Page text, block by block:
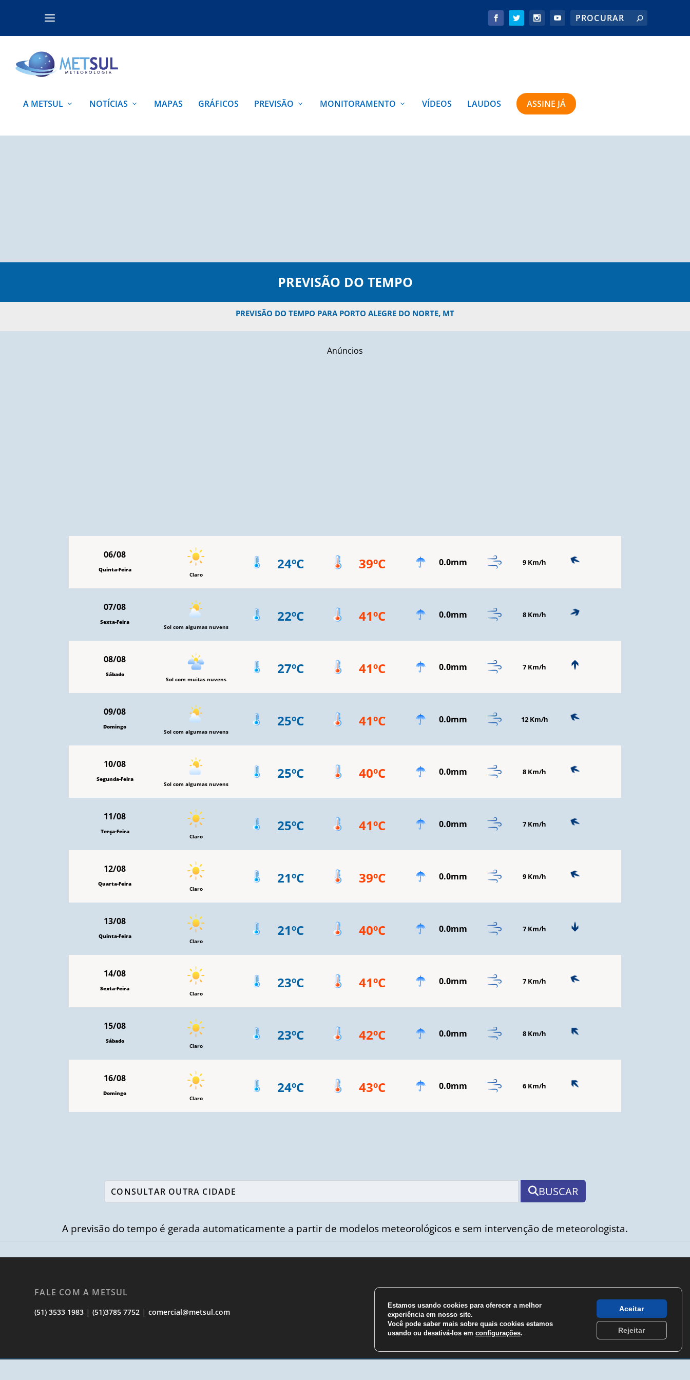
A METSUL NOTÍCIAS MAPAS GRÁFICOS PREVISÃO MONITORAMENTO VÍDEOS LAUDOS ASSINE JÁ
PREVISÃO DO TEMPO
PREVISÃO DO TEMPO PARA PORTO ALEGRE DO NORTE, MT
Anúncios
06/08
Quinta-Feira
Claro
24ºC 39ºC 0.0mm 9 Km/h
07/08
Sexta-Feira
Sol com algumas nuvens
22ºC 41ºC 0.0mm 8 Km/h
08/08
Sábado
Sol com muitas nuvens
27ºC 41ºC 0.0mm 7 Km/h
09/08
Domingo
Sol com algumas nuvens
25ºC 41ºC 0.0mm 12 Km/h
10/08
Segunda-Feira
Sol com algumas nuvens
25ºC 40ºC 0.0mm 8 Km/h
11/08
Terça-Feira
Claro
25ºC 41ºC 0.0mm 7 Km/h
12/08
Quarta-Feira
Claro
21ºC 39ºC 0.0mm 9 Km/h
13/08
Quinta-Feira
Claro
21ºC 40ºC 0.0mm 7 Km/h
14/08
Sexta-Feira
Claro
23ºC 41ºC 0.0mm 7 Km/h
15/08
Sábado
Claro
23ºC 42ºC 0.0mm 8 Km/h
16/08
Domingo
Claro
24ºC 43ºC 0.0mm 6 Km/h
BUSCAR
A previsão do tempo é gerada automaticamente a partir de modelos meteorológicos e sem intervenção de meteorologista.
FALE COM A METSUL
(51) 3533 1983 |(51)3785 7752 |comercial@metsul.com
Estamos usando cookies para oferecer a melhor
experiência em nosso site.
Você pode saber mais sobre quais cookies estamos
usando ou desativá-los em configurações.
Aceitar
Rejeitar